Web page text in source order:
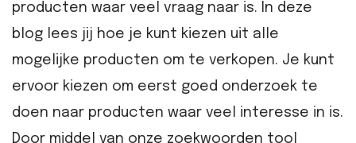
producten waar veel vraag naar is. In deze
blog lees jij hoe je kunt kiezen uit alle
mogelijke producten om te verkopen. Je kunt
ervoor kiezen om eerst goed onderzoek te
doen naar producten waar veel interesse in is.
Door middel van onze zoekwoorden tool